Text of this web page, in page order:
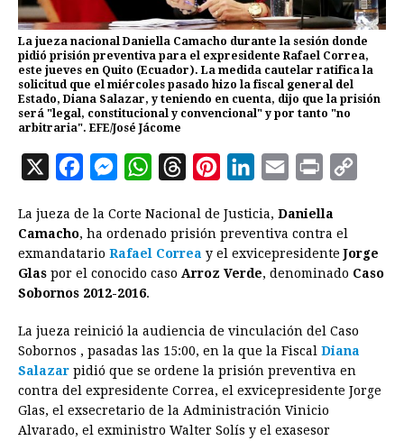
La jueza nacional Daniella Camacho durante la sesión donde
pidió prisión preventiva para el expresidente Rafael Correa,
este jueves en Quito (Ecuador). La medida cautelar ratifica la
solicitud que el miércoles pasado hizo la fiscal general del
Estado, Diana Salazar, y teniendo en cuenta, dijo que la prisión
será "legal, constitucional y convencional" y por tanto "no
arbitraria". EFE/José Jácome
X
c
e
b
o
o
k
M
s
s
e
n
g
e
W
a
t
s
p
p
r
e
a
s
n
t
e
e
s
t
n
k
e
I
n
a
i
l
i
n
t
y
L
n
k
La jueza de la Corte Nacional de Justicia, Daniella
Camacho, ha ordenado prisión preventiva contra el
exmandatario Rafael Correa y el exvicepresidenteJorge
Glas por el conocido caso Arroz Verde, denominado Caso
Sobornos 2012-2016.
La jueza reinició la audiencia de vinculación del Caso
Sobornos , pasadas las 15:00, en la que la Fiscal Diana
Salazar pidió que se ordene la prisión preventiva en
contra del expresidente Correa, el exvicepresidente Jorge
Glas, el exsecretario de la Administración Vinicio
Alvarado, el exministro Walter Solís y el exasesor